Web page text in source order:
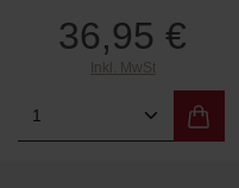
Wert ein oder
den
Regulärer Preis:
36,95 €
Inkl. MwSt
Produkt